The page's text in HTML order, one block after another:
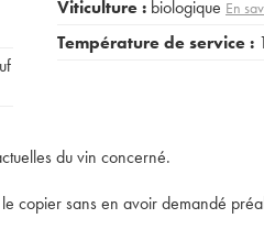
Viticulture : biologique En
Température de service :
du vin concerné.
copier sans en avoir demandé